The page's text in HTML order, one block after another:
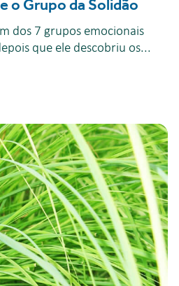
o Grupo da Solidão
dos 7 grupos emocionais
que ele descobriu os...